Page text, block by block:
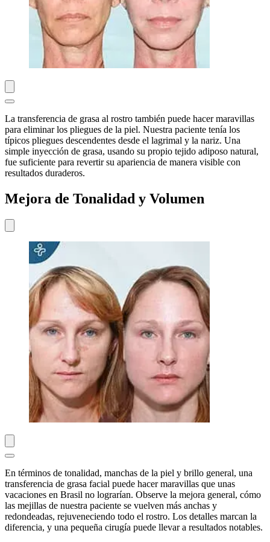
La transferencia de grasa al rostro también puede hacer maravillas
para eliminar los pliegues de la piel. Nuestra paciente tenía los
típicos pliegues descendentes desde el lagrimal y la nariz. Una
simple inyección de grasa, usando su propio tejido adiposo natural,
fue suficiente para revertir su apariencia de manera visible con
resultados duraderos.
Mejora de Tonalidad y Volumen
En términos de tonalidad, manchas de la piel y brillo general, una
transferencia de grasa facial puede hacer maravillas que unas
vacaciones en Brasil no lograrían. Observe la mejora general, cómo
las mejillas de nuestra paciente se vuelven más anchas y
redondeadas, rejuveneciendo todo el rostro. Los detalles marcan la
diferencia, y una pequeña cirugía puede llevar a resultados notables.